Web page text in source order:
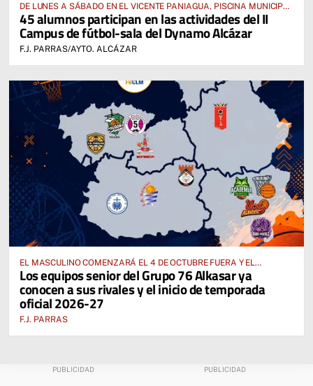
DE LUNES A SÁBADO EN EL VICENTE PANIAGUA, PISCINA MUNICIPAL
Y RESIDENCIA FFCM
45 alumnos participan en las actividades del II
Campus de fútbol-sala del Dynamo Alcázar
F.J. PARRAS/AYTO. ALCÁZAR
EL MASCULINO COMENZARÁ EL 4 DE OCTUBRE FUERA Y EL
FEMENINO, EL 17 DE OCTUBRE EN CASA
Los equipos senior del Grupo 76 Alkasar ya
conocen a sus rivales y el inicio de temporada
oficial 2026-27
F.J. PARRAS